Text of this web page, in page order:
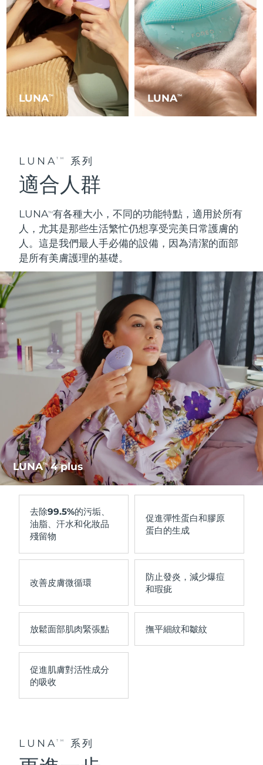
LUNATM LUNATM
LUNATM 系列
適合人群
LUNATM有各種大小，不同的功能特點，適用於所有
人 ，尤其是那些生活繁忙仍想享受完美日常護膚的
人。這是我們最 人手必備的設備，因為清潔的面部
是所有美膚護理的基礎。
LUNATM4 plus
去除99.5%的污垢、
油脂、汗水和化妝品
殘留物
促進彈性蛋白和膠原
蛋白的生成
改善皮膚微循環
防止發炎 ，減少爆痘
和瑕疵
放鬆面部肌肉緊張點 撫平細紋和皺紋
促進肌膚對活性成分
的吸收
LUNATM 系列
FAQ™護膚品
All FAQ™ skincare
FAQ™產品
All anti-aging treatments
FAQ™護膚品
All FAQ™ skincare
FAQ™產品
All LED treatments
FAQ™產品
All hair treatments
FAQ™ skincare
All FAQ™ skincare
FAQ™ products
All toning treatments
脫毛
PEACH™ 2 Pro Max
Professional IPL hair removal device
PEACH™ 2
IPL hair removal
Travel-friendly IPL hair removal
PEACH™ Cooling Prep Gel
Cooling IPL hair removal gel
身體護理
BEAR™ 2 body
Microcurrent body toning
LUNA™ 4 body
Massaging body brush
Firming body serum
痘肌護理
ESPADA™ 2 plus
Recurring acne LED therapy
ESPADA™ 2
Acne treatment device
ESPADA™ Blemish Solution
Concentrated acne gel
ESPADA™ 設備
All acne treatment devices
眼部護理
BEAR™ 2 eyes & lips
Microcurrent line smoothing device
IRIS™ 2
Rejuvenating eye massager
眼部護膚
Advanced eye care treatment
眼部護理設備
All revitalizing eye massagers
KIWI™ derma
Diamond microdermabrasion .
KIWI™
Blackhead remover
KIWI™ 皮肤护理
Advanced pore care essentials
LUNA™ 4 hair
2-in-1 LED scalp massager
FLIP™ play advanced
LED light hairbrush
LUNA™ Dual-Peptide Scalp
Serum
For healthy hair
牙齒美白
NEW
issa™ Teeth Whitening Set
Dual LED + sonic device & 18% PAP gel
issa™ Teeth Whitening Gel
18% PAP
更多的
護膚品 男士
全部購買
FOREO APP
關於我們
法國 預計送達日期8/11/26
法屬玻里尼西亞 預計送達日期 8/15/26
德國 預計送達日期8/11/26
直布羅陀 預計送達日期8/15/26
希臘 預計送達日期8/11/26
匈牙利
印尼 預計送達日期8/9/26
愛爾蘭
曼島 預計送達日期 8/13/26
以色列 預計送達日期8/15/26
義大利 預計送達日期8/11/26
日本 預計送達日期8/14/26
預計送達日期8/16/26
哈薩克 預計送達日期8/13/26
科威特 預計送達日期8/11/26
拉脫維亞 預計送達日期
立陶宛 預計送達日期
盧森堡 預計送達日期8/11/26
中國澳門特別行政區 預計送達日期
馬來西亞 預計送達日期8/14/26
墨西哥
摩納哥